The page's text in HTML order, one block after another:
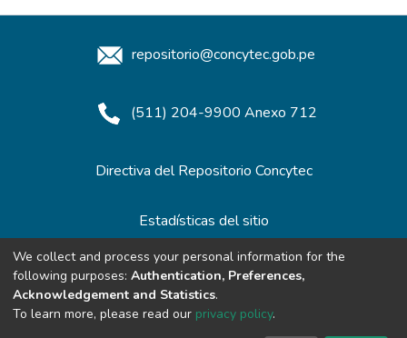
repositorio@concytec.gob.pe
(511) 204-9900 Anexo 712
Directiva del Repositorio Concytec
Estadísticas del sitio
Redes de Repositorios
We collect and process your personal information for the
following purposes: Authentication, Preferences,
Acknowledgement and Statistics.
To learn more, please read our privacy policy.